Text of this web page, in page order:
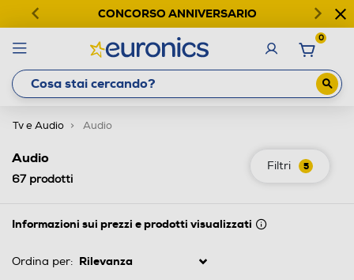
CONCORSO ANNIVERSARIO
0
Tv e Audio Audio
Filtri 5
Audio
67prodotti
Informazioni sui prezzi e prodotti visualizzati
Ordina per: